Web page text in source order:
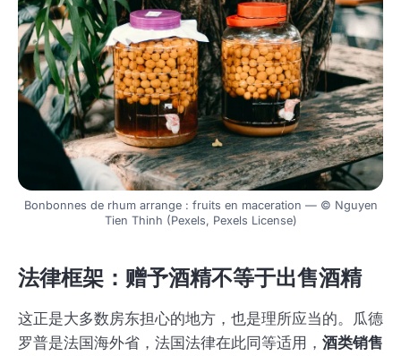
Bonbonnes de rhum arrange : fruits en maceration — © Nguyen
Tien Thinh (Pexels, Pexels License)
法律框架：赠予酒精不等于出售酒精
这正是大多数房东担心的地方，也是理所应当的。瓜德
罗普是法国海外省，法国法律在此同等适用， 酒类销售